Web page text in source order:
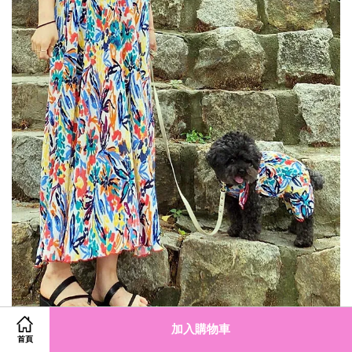
首頁
加入購物車